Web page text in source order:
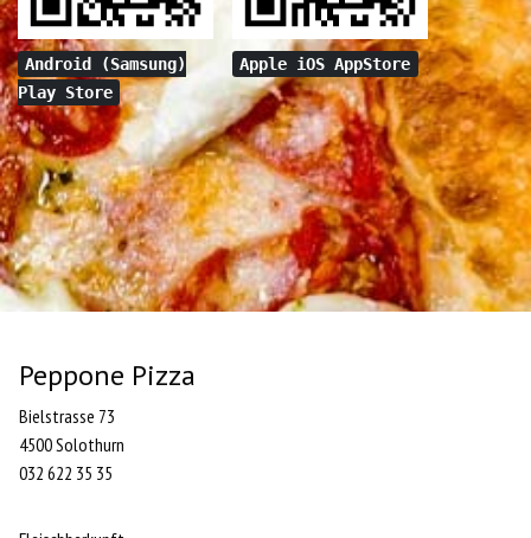
Android (Samsung)
Play Store
Apple iOS AppStore
Peppone Pizza
Bielstrasse 73
4500 Solothurn
032 622 35 35